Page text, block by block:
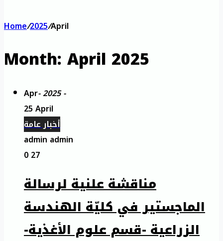
Home/2025/April
Month:April 2025
Apr- 2025 -
25 April
أخبار عامة
admin admin
027
مناقشة علنية لرسالة
الماجستير في كليّة الهندسة
الزراعية -قسم علوم الأغذية-